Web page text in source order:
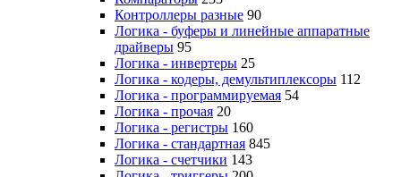
Контроллеры разные 90
Логика - буферы и линейные аппаратные
драйверы 95
Логика - инвертеры 25
Логика - кодеры, демультиплексоры 112
Логика - программируемая 54
Логика - прочая 20
Логика - регистры 160
Логика - стандартная 845
Логика - счетчики 143